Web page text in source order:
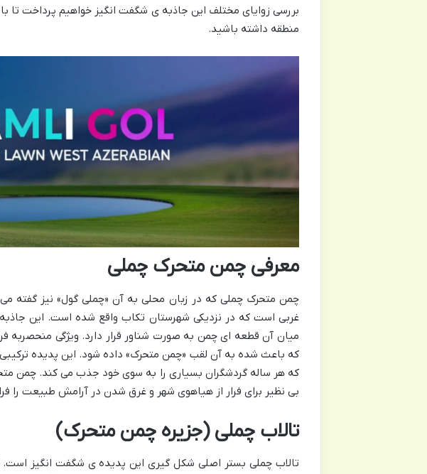
بررسی زوایای مختلف این جاذبه ی شگفت انگیز خواهیم پرداخت تا
منطقه داشته باشید.
معرفی چمن متحرک چملی
چمن متحرک چملی که در زبان محلی به آن «چملی گول» نیز گفته
غربی است که در نزدیکی شهرستان تکاب واقع شده است. این
میان آن قطعه ای چمن به صورت شناور قرار دارد. ویژگی
که باعث شده به آن لقب «چمن متحرک» داده شود. این پدیده
که هر ساله گردشگران بسیاری را به سوی خود جذب می کند. چمن
بی نظیر برای فرار از هیاهوی شهر و غرق شدن در آرامش طبیعت را
تالاب چملی (جزیره چمن متحرک)
تالاب چملی بستر اصلی شکل گیری این پدیده ی شگفت انگیز است.